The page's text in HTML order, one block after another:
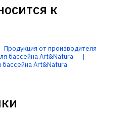
к
Продукция от производителя
бассейна Art&Natura
|
бассейна Art&Natura